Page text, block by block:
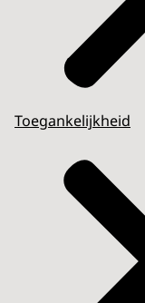
Toegankelijkheid